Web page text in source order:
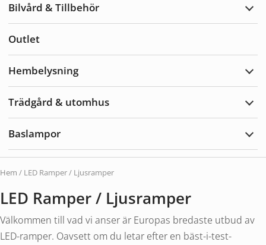
Bilvård & Tillbehör
Outlet
Hembelysning
Trädgård & utomhus
Baslampor
Hem / LED Ramper / Ljusramper
LED Ramper / Ljusramper
Välkommen till vad vi anser är Europas bredaste utbud av
LED-ramper. Oavsett om du letar efter en bäst-i-test-